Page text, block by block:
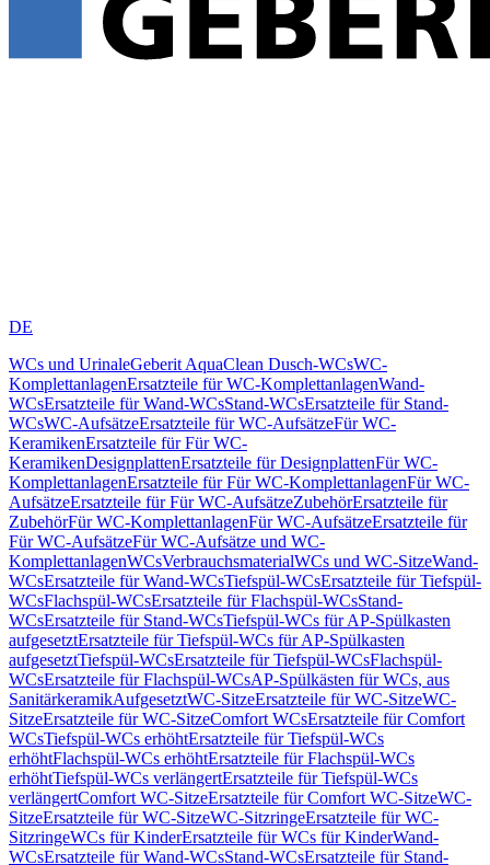
DE
WCs und UrinaleGeberit AquaClean Dusch-WCsWC-
KomplettanlagenErsatzteile für WC-KomplettanlagenWand-
WCsErsatzteile für Wand-WCsStand-WCsErsatzteile für Stand-
WCsWC-AufsätzeErsatzteile für WC-AufsätzeFür WC-
KeramikenErsatzteile für Für WC-
KeramikenDesignplattenErsatzteile für DesignplattenFür WC-
KomplettanlagenErsatzteile für Für WC-KomplettanlagenFür WC-
AufsätzeErsatzteile für Für WC-AufsätzeZubehörErsatzteile für
ZubehörFür WC-KomplettanlagenFür WC-AufsätzeErsatzteile für
Für WC-AufsätzeFür WC-Aufsätze und WC-
KomplettanlagenWCsVerbrauchsmaterialWCs und WC-SitzeWand-
WCsErsatzteile für Wand-WCsTiefspül-WCsErsatzteile für Tiefspül-
WCsFlachspül-WCsErsatzteile für Flachspül-WCsStand-
WCsErsatzteile für Stand-WCsTiefspül-WCs für AP-Spülkasten
aufgesetztErsatzteile für Tiefspül-WCs für AP-Spülkasten
aufgesetztTiefspül-WCsErsatzteile für Tiefspül-WCsFlachspül-
WCsErsatzteile für Flachspül-WCsAP-Spülkästen für WCs, aus
SanitärkeramikAufgesetztWC-SitzeErsatzteile für WC-SitzeWC-
SitzeErsatzteile für WC-SitzeComfort WCsErsatzteile für Comfort
WCsTiefspül-WCs erhöhtErsatzteile für Tiefspül-WCs
erhöhtFlachspül-WCs erhöhtErsatzteile für Flachspül-WCs
erhöhtTiefspül-WCs verlängertErsatzteile für Tiefspül-WCs
verlängertComfort WC-SitzeErsatzteile für Comfort WC-SitzeWC-
SitzeErsatzteile für WC-SitzeWC-SitzringeErsatzteile für WC-
SitzringeWCs für KinderErsatzteile für WCs für KinderWand-
WCsErsatzteile für Wand-WCsStand-WCsErsatzteile für Stand-